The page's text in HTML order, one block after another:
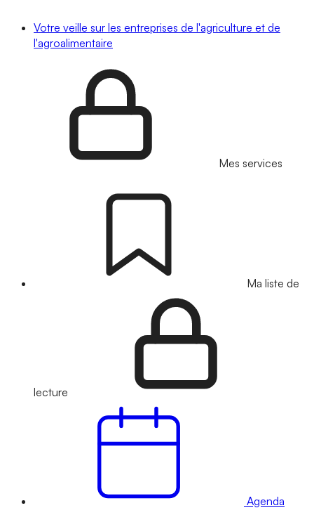
Votre veille sur les entreprises de l'agriculture et de
l'agroalimentaire
Mes services
Ma liste de
lecture
Agenda